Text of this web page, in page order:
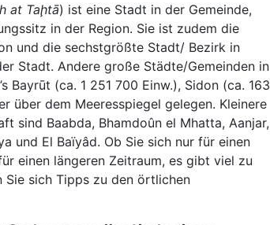
at Taḩtā) ist eine Stadt in der Gemeinde,
in der Region. Sie ist zudem die
und die sechstgrößte Stadt/ Bezirk in
Stadt. Andere große Städte/Gemeinden in
Bayrūt (ca. 1 251 700 Einw.), Sidon (ca. 163
über dem Meeresspiegel gelegen. Kleinere
sind Baabda, Bhamdoûn el Mhatta, Aanjar,
und El Baïyâd. Ob Sie sich nur für einen
einen längeren Zeitraum, es gibt viel zu
Sie sich Tipps zu den örtlichen